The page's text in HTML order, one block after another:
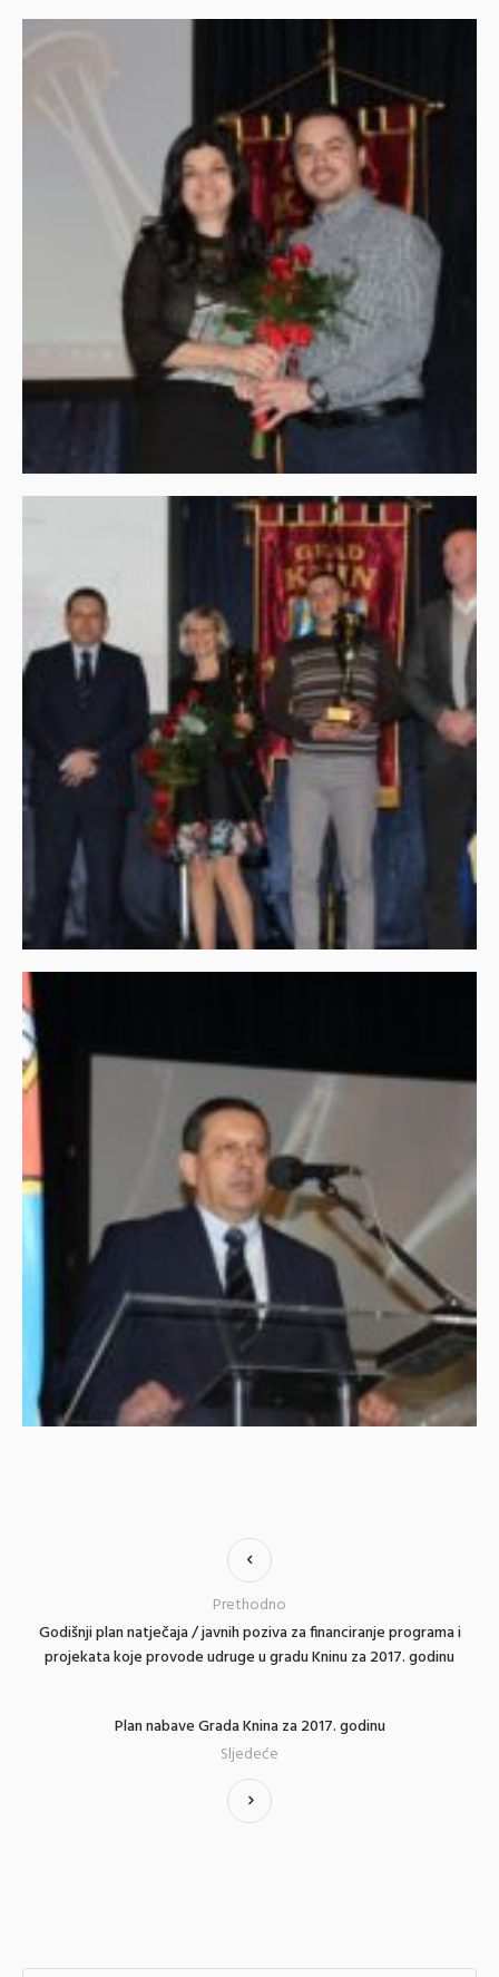
Godišnji plan natječaja / javnih poziva za financiranje programa i
projekata koje provode udruge u gradu Kninu za 2017. godinu
Prethodno
Plan nabave Grada Knina za 2017. godinu
Sljedeće